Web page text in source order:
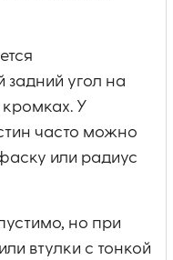
задний угол на
У
часто можно
или радиус
но при
втулки с тонкой